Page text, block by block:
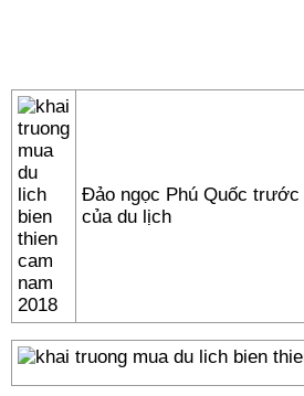
Đảo ngọc Phú Quốc trước
của du lịch